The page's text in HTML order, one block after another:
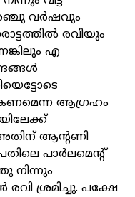
വര്‍ഷവും
രവിയും
എ
ആഗ്രഹം
ആന്റണി
പാര്‍ലമെന്റ്
നിന്നും
ശ്രമിച്ചു. പക്ഷേ